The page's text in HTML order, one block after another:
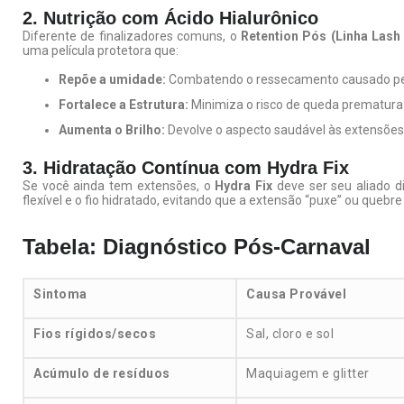
2. Nutrição com Ácido Hialurônico
Diferente de finalizadores comuns, o Retention Pós (Linha
uma película protetora que:
Repõe a umidade: Combatendo o ressecamento causado
Fortalece a Estrutura: Minimiza o risco de queda
Aumenta o Brilho: Devolve o aspecto saudável às
3. Hidratação Contínua com Hydra Fix
Se você ainda tem extensões, o Hydra Fix deve ser seu aliado
flexível e o fio hidratado, evitando que a extensão “puxe” ou
Tabela: Diagnóstico Pós-Carnaval
Sintoma Causa Provável
Fios rígidos/secos Sal, cloro e sol
Acúmulo de resíduos Maquiagem e glitter